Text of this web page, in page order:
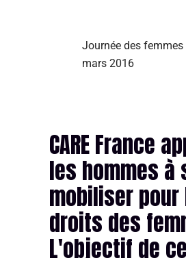
Journée des femmes
mars 2016
CARE France
les hommes à
mobiliser
droits des
L'objectif de